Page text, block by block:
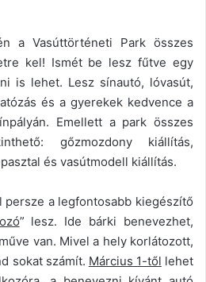
a Vasúttörténeti Park összes
kel! Ismét be lesz fűtve egy
is lehet. Lesz sínautó, lóvasút,
és a gyerekek kedvence a
Emellett a park összes
gőzmozdony kiállítás,
és vasútmodell kiállítás.
persze a legfontosabb kiegészítő
” lesz. Ide bárki benevezhet,
van. Mivel a hely korlátozott,
sokat számít. Március 1-től lehet